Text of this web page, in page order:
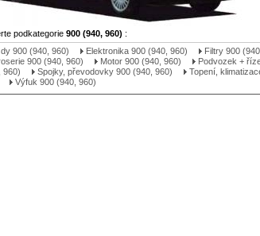
podkategorie 900 (940, 960) :
900 (940, 960)
Elektronika 900 (940, 960) Filtry 900
900 (940, 960)
Motor 900 (940, 960) Podvozek +
960)
Spojky, převodovky 900 (940, 960) Topení,
Výfuk 900 (940, 960)